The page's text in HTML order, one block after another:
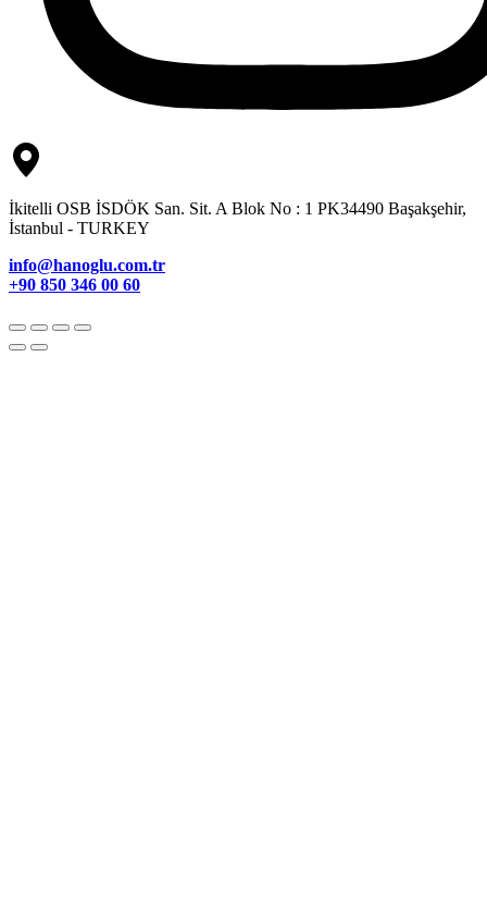
İkitelli OSB İSDÖK San. Sit. A Blok No : 1 PK34490 Başakşehir,
İstanbul - TURKEY
info@hanoglu.com.tr
+90 850 346 00 60